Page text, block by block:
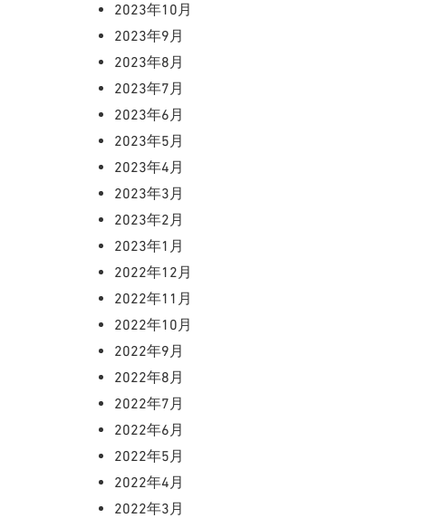
2023年10月
2023年9月
2023年8月
2023年7月
2023年6月
2023年5月
2023年4月
2023年3月
2023年2月
2023年1月
2022年12月
2022年11月
2022年10月
2022年9月
2022年8月
2022年7月
2022年6月
2022年5月
2022年4月
2022年3月